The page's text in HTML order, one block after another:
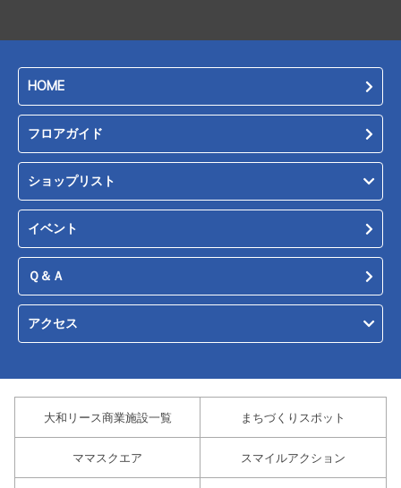
HOME
フロアガイド
ショップリスト
イベント
Ｑ＆Ａ
アクセス
大和リース商業施設一覧 まちづくりスポット
ママスクエア スマイルアクション